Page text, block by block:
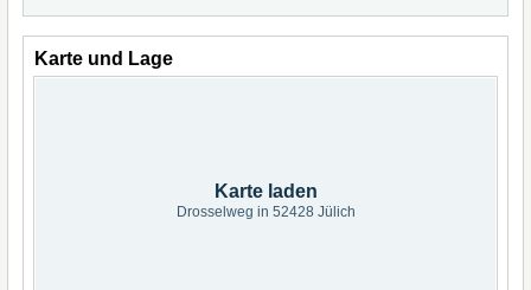
Karte und Lage
Karte laden
Drosselweg in 52428 Jülich